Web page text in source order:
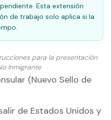
Esta extensión
de trabajo solo aplica si la
para la presentación
Inmigrante
(Nuevo Sello de
de Estados Unidos y